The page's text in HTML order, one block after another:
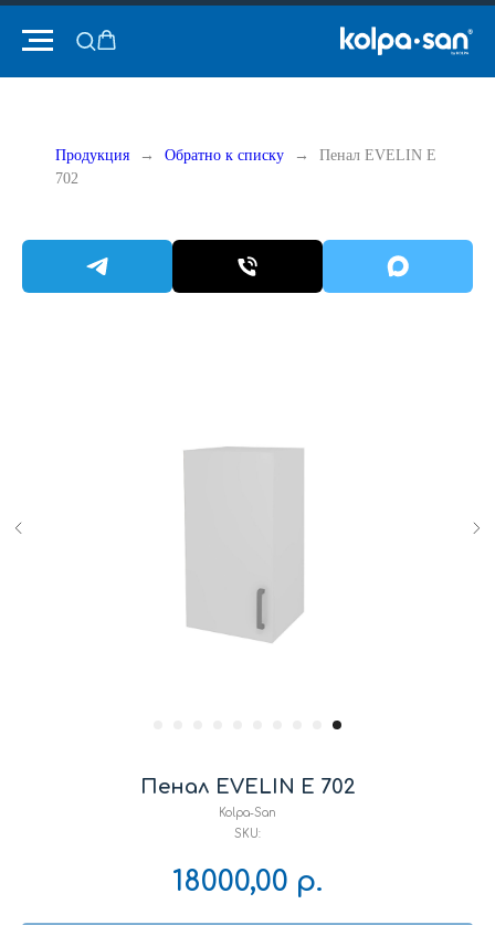
Продукция Обратно к списку
Пенал EVELIN E
702
Пенал EVELIN E 702
Kolpa-San
SKU:
18000,00 р.